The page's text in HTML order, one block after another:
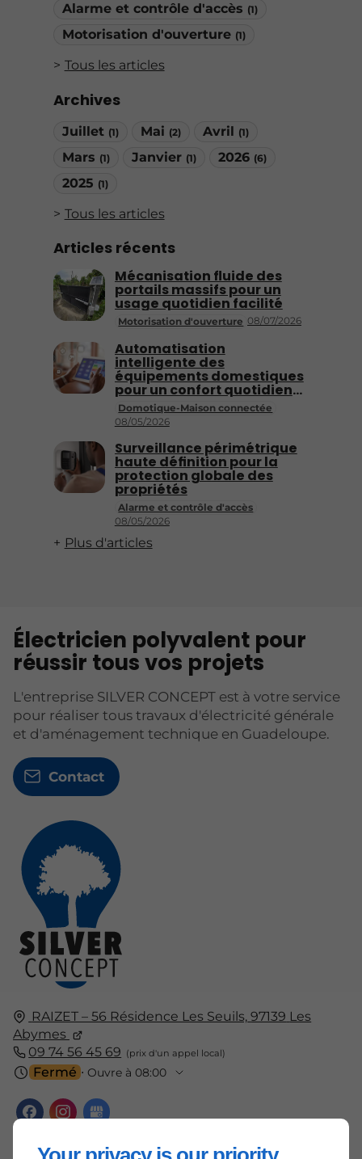
Alarme et contrôle d'accès (1)
Motorisation d'ouverture (1)
Tous les articles
Archives
Juillet (1) Mai (2) Avril (1)
Mars (1) Janvier (1) 2026 (6)
2025 (1)
Tous les articles
Articles récents
Motorisation d'ouverture 08/07/2026
Mécanisation fluide des
portails massifs pour un
usage quotidien facilité
Domotique-Maison connectée
08/05/2026
Automatisation
intelligente des
équipements domestiques
pour un confort quotidien
accru
Alarme et contrôle d'accès
08/05/2026
Surveillance périmétrique
haute définition pour la
protection globale des
propriétés
Plus d'articles
sécurité rigoureuses pour protéger les biens
et les personnes.
RAIZET – 56 Résidence Les Seuils, 97139 Les
Abymes
09 74 56 45 69
Fermé ⋅ Ouvre à 08:00
Électricien polyvalent pour
réussir tous vos projets
L'entreprise SILVER CONCEPT est à votre service
pour réaliser tous travaux d'électricité générale
et d'aménagement technique en Guadeloupe.
Contact